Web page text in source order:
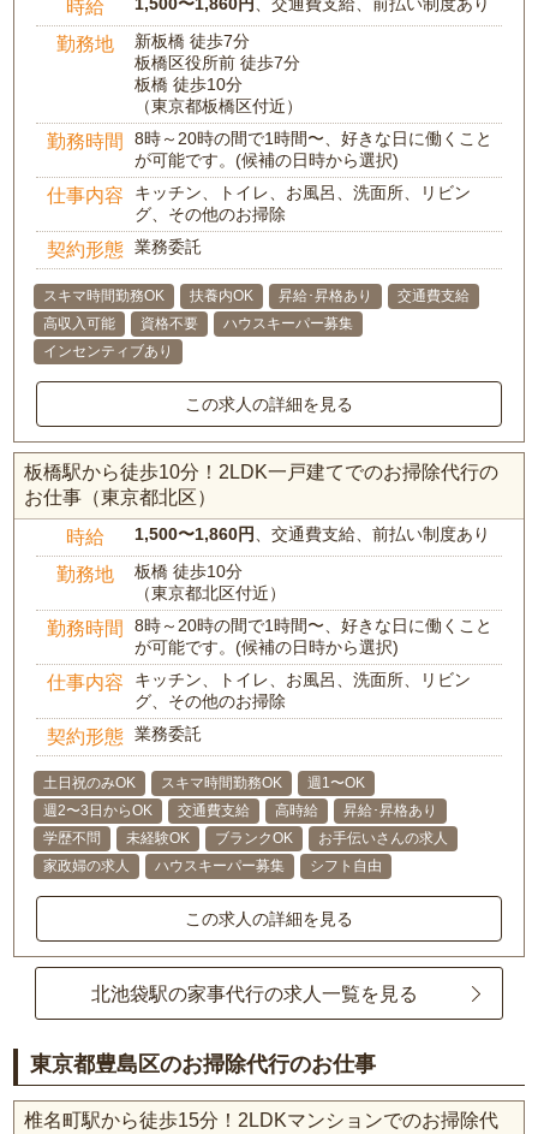
時給 1,500〜1,860円、交通費支給、前払い制度あり
勤務地
新板橋 徒歩7分
板橋区役所前 徒歩7分
板橋 徒歩10分
（東京都板橋区付近）
勤務時間
8時～20時の間で1時間〜、好きな日に働くこと
が可能です。(候補の日時から選択)
仕事内容
キッチン、トイレ、お風呂、洗面所、リビン
グ、その他のお掃除
契約形態 業務委託
スキマ時間勤務OK 扶養内OK 昇給･昇格あり
交通費支給
高収入可能
資格不要
ハウスキーパー募集
インセンティブあり
この求人の詳細を見る
板橋駅から徒歩10分！2LDK一戸建てでのお掃除代行の
お仕事（東京都北区）
時給 1,500〜1,860円、交通費支給、前払い制度あり
勤務地
板橋 徒歩10分
（東京都北区付近）
勤務時間
8時～20時の間で1時間〜、好きな日に働くこと
が可能です。(候補の日時から選択)
仕事内容
キッチン、トイレ、お風呂、洗面所、リビン
グ、その他のお掃除
契約形態 業務委託
土日祝のみOK スキマ時間勤務OK
週1〜OK
週2〜3日からOK
交通費支給 高時給
昇給･昇格あり
学歴不問
未経験OK ブランクOK
お手伝いさんの求人
家政婦の求人
ハウスキーパー募集 シフト自由
この求人の詳細を見る
北池袋駅の家事代行の求人一覧を見る
東京都豊島区のお掃除代行のお仕事
椎名町駅から徒歩15分！2LDKマンションでのお掃除代